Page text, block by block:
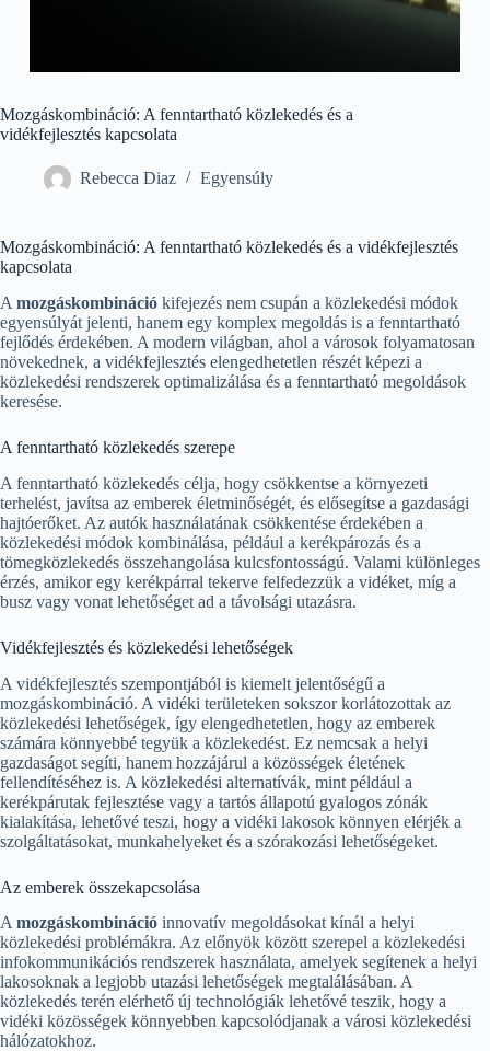
Mozgáskombináció: A fenntartható közlekedés és a
vidékfejlesztés kapcsolata
Rebecca Diaz Egyensúly
Mozgáskombináció: A fenntartható közlekedés és a vidékfejlesztés
kapcsolata
A mozgáskombináció kifejezés nem csupán a közlekedési módok
egyensúlyát jelenti, hanem egy komplex megoldás is a fenntartható
fejlődés érdekében. A modern világban, ahol a városok folyamatosan
növekednek, a vidékfejlesztés elengedhetetlen részét képezi a
közlekedési rendszerek optimalizálása és a fenntartható megoldások
keresése.
A fenntartható közlekedés szerepe
A fenntartható közlekedés célja, hogy csökkentse a környezeti
terhelést, javítsa az emberek életminőségét, és elősegítse a gazdasági
hajtóerőket. Az autók használatának csökkentése érdekében a
közlekedési módok kombinálása, például a kerékpározás és a
tömegközlekedés összehangolása kulcsfontosságú. Valami különleges
érzés, amikor egy kerékpárral tekerve felfedezzük a vidéket, míg a
busz vagy vonat lehetőséget ad a távolsági utazásra.
Vidékfejlesztés és közlekedési lehetőségek
A vidékfejlesztés szempontjából is kiemelt jelentőségű a
mozgáskombináció. A vidéki területeken sokszor korlátozottak az
közlekedési lehetőségek, így elengedhetetlen, hogy az emberek
számára könnyebbé tegyük a közlekedést. Ez nemcsak a helyi
gazdaságot segíti, hanem hozzájárul a közösségek életének
fellendítéséhez is. A közlekedési alternatívák, mint például a
kerékpárutak fejlesztése vagy a tartós állapotú gyalogos zónák
kialakítása, lehetővé teszi, hogy a vidéki lakosok könnyen elérjék a
szolgáltatásokat, munkahelyeket és a szórakozási lehetőségeket.
Az emberek összekapcsolása
Amozgáskombináció innovatív megoldásokat kínál a helyi
közlekedési problémákra. Az előnyök között szerepel a közlekedési
infokommunikációs rendszerek használata, amelyek segítenek a helyi
lakosoknak a legjobb utazási lehetőségek megtalálásában. A
közlekedés terén elérhető új technológiák lehetővé teszik, hogy a
vidéki közösségek könnyebben kapcsolódjanak a városi közlekedési
hálózatokhoz.